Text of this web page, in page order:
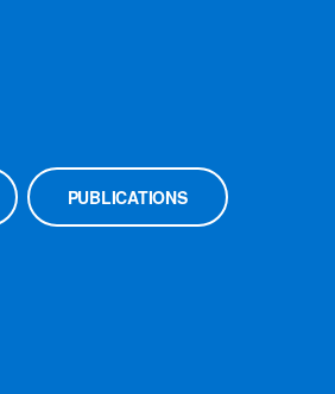
PUBLICATIONS